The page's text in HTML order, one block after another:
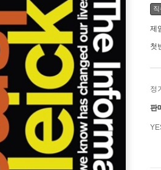
제
첫
정
판